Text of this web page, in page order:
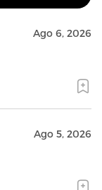
Ago 6, 2026
Ago 5, 2026